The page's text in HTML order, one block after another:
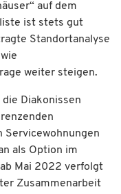
auf dem
ist stets gut
Standortanalyse
weiter steigen.
Diakonissen
Servicewohnungen
als Option im
Mai 2022 verfolgt
Zusammenarbeit